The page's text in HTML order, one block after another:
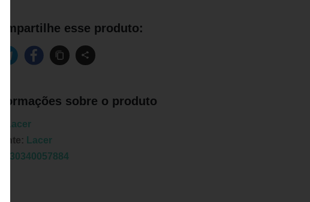
esse produto:
sobre o produto
Lacer
Lacer
8430340057884